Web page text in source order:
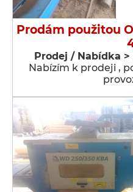
Prodám použitou
Prodej / Nabídka
Nabízím k prodeji ,